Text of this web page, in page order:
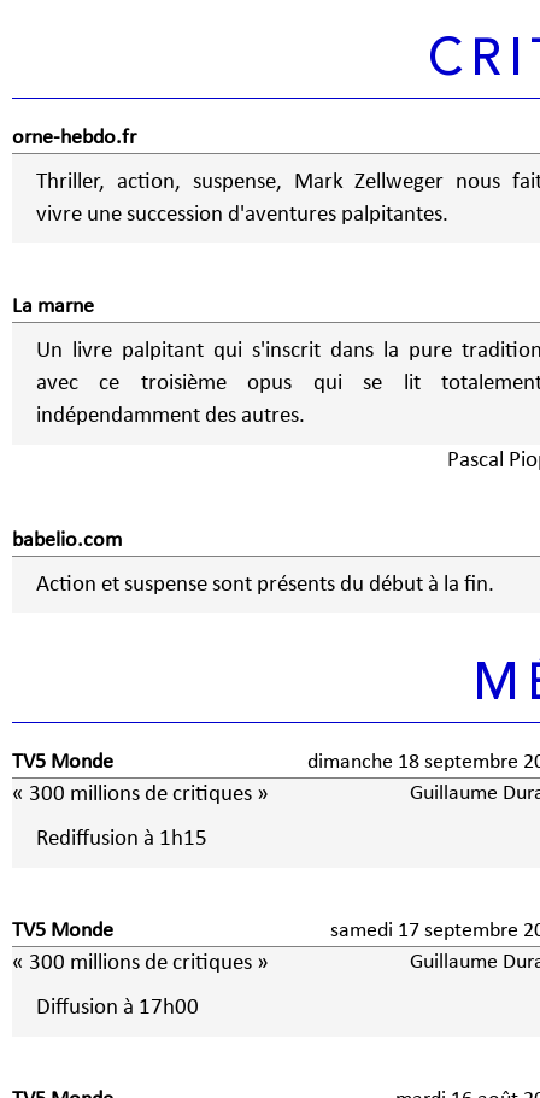
orne-hebdo.fr
Thriller, action, suspense, Mark Zellweger nous
vivre une succession d'aventures palpitantes.
La marne
Un livre palpitant qui s'inscrit dans la pure
avec ce troisième opus qui se lit
indépendamment des autres.
Pascal
babelio.com
Action et suspense sont présents du début à la fin.
TV5 Monde dimanche 18 septembre
« 300 millions de critiques » Guillaume
Rediffusion à 1h15
TV5 Monde samedi 17 septembre
« 300 millions de critiques » Guillaume
Diffusion à 17h00